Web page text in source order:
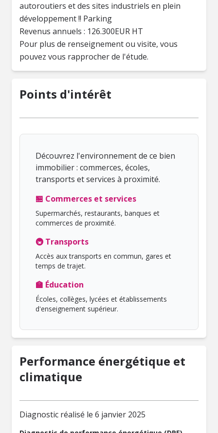
autoroutiers et des sites industriels en plein
développement !! Parking
Revenus annuels : 126.300EUR HT
Pour plus de renseignement ou visite, vous
pouvez vous rapprocher de l'étude.
Points d'intérêt
Découvrez l'environnement de ce bien
immobilier : commerces, écoles,
transports et services à proximité.
🏪 Commerces et services
Supermarchés, restaurants, banques et
commerces de proximité.
🚇 Transports
Accès aux transports en commun, gares et
temps de trajet.
🏫 Éducation
Écoles, collèges, lycées et établissements
d'enseignement supérieur.
Performance énergétique et
climatique
Diagnostic réalisé le 6 janvier 2025